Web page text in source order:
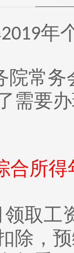
2019年
院常
需要
合所
领取工
除，